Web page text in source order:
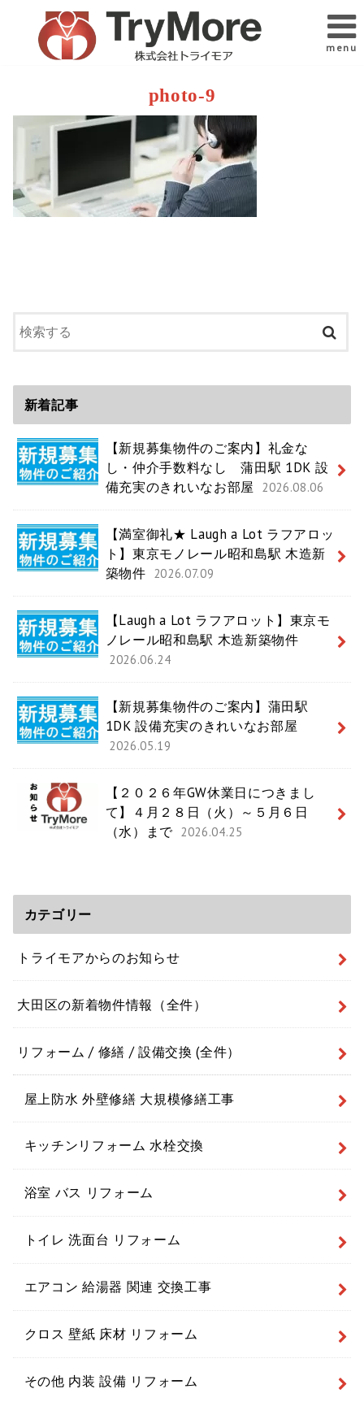
menu
photo-9
新着記事
【新規募集物件のご案内】礼金な
し・仲介手数料なし 蒲田駅 1DK 設
備充実のきれいなお部屋
2026.08.06
【満室御礼★ Laugh a Lot ラフアロッ
ト】東京モノレール昭和島駅 木造新
築物件
2026.07.09
【Laugh a Lot ラフアロット】東京モ
ノレール昭和島駅 木造新築物件
2026.06.24
【新規募集物件のご案内】蒲田駅
1DK 設備充実のきれいなお部屋
2026.05.19
【２０２６年GW休業日につきまし
て】４月２８日（火）～５月６日
（水）まで 2026.04.25
カテゴリー
トライモアからのお知らせ
大田区の新着物件情報（全件）
リフォーム / 修繕 / 設備交換 (全件）
屋上防水 外壁修繕 大規模修繕工事
キッチンリフォーム 水栓交換
浴室 バス リフォーム
トイレ 洗面台 リフォーム
エアコン 給湯器 関連 交換工事
クロス 壁紙 床材 リフォーム
その他 内装 設備 リフォーム